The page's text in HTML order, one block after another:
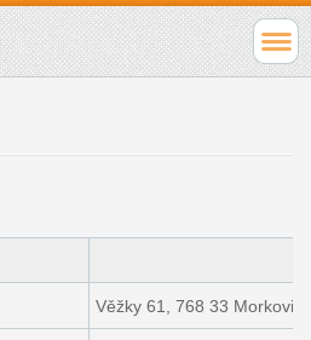
Věžky 61, 768 33 Morkovice